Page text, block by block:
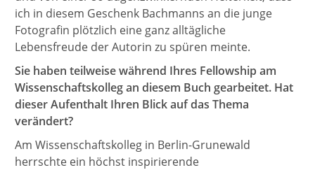
ich in diesem Geschenk Bachmanns an die junge
Fotografin plötzlich eine ganz alltägliche
Lebensfreude der Autorin zu spüren meinte.
Sie haben teilweise während Ihres Fellowship am
Wissenschaftskolleg an diesem Buch gearbeitet. Hat
dieser Aufenthalt Ihren Blick auf das Thema
verändert?
Am Wissenschaftskolleg in Berlin-Grunewald
herrschte ein höchst inspirierende